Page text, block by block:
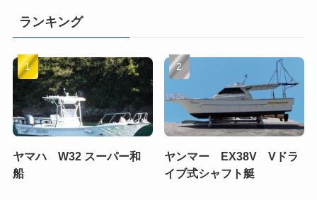
ランキング
ヤマハ W32 スーパー和
船
ヤンマー EX38V Vドラ
イブ式シャフト艇